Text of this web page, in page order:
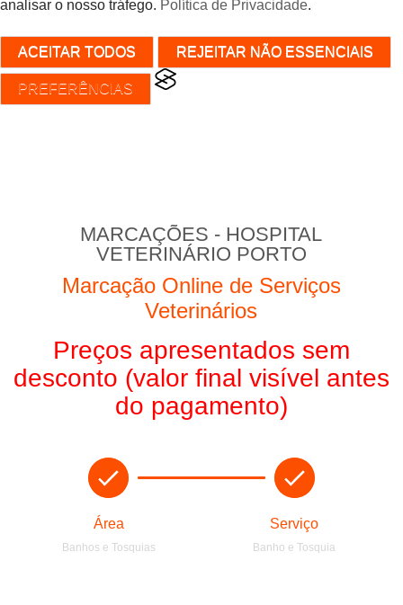
analisar o nosso tráfego. Política de Privacidade.
ACEITAR TODOS REJEITAR NÃO ESSENCIAIS
PREFERÊNCIAS
MARCAÇÕES - HOSPITAL
VETERINÁRIO PORTO
Marcação Online de Serviços
Veterinários
Preços apresentados sem
desconto (valor final visível antes
do pagamento)
Área
Banhos e Tosquias
Serviço
Banho e Tosquia